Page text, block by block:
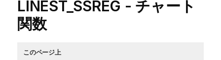
LINEST_SSREG - チャート
関数
このページ上